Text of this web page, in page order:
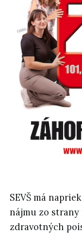
SEVŠ má
nájmu zo strany
zdravotných